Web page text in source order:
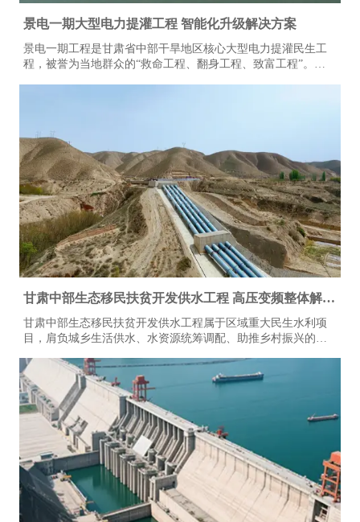
景电一期大型电力提灌工程 智能化升级解决方案
景电一期工程是甘肃省中部干旱地区核心大型电力提灌民生工
程，被誉为当地群众的“救命工程、翻身工程、致富工程”。工
甘肃中部生态移民扶贫开发供水工程 高压变频整体解决
方案
甘肃中部生态移民扶贫开发供水工程属于区域重大民生水利项
目，肩负城乡生活供水、水资源统筹调配、助推乡村振兴的关
备稳定性、调度智能化、节能降耗、安全防护有着严苛标准。